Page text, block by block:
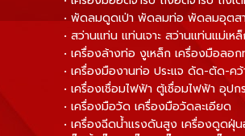
• พัดลมดูดเป่า พัดลมท่อ พัดลมอุตส
• สว่านแท่น แท่นเจาะ สว่านแท่นแม่เห
• เครื่องล้างท่อ งูเหล็ก เครื่องมือลอ
• เครื่องมืองานท่อ ประแจ ดัด-ตัด-ค
• เครื่องเชื่อมไฟฟ้า ตู้เชื่อมไฟฟ้า อุป
• เครื่องมือวัด เครื่องมือวัดละเอียด
• เครื่องฉีดน้ำแรงดันสูง เครื่องดูดฝุ่